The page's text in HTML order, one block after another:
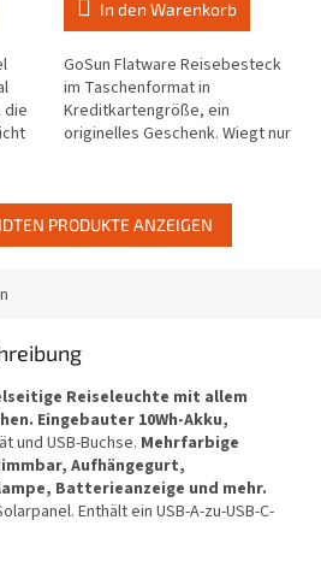
die
4,4
5
Sternen.
In den Warenkorb
GoSun Flatware Reisebesteck
im Taschenformat in
Kreditkartengröße, ein
originelles Geschenk. Wiegt nur
Für EU-Kunden...
PRODUKTE ANZEIGEN
Reiseleuchte mit allem
Eingebauter 10Wh-Akku,
und USB-Buchse. Mehrfarbige
Aufhängegurt,
Batterieanzeige und mehr.
Enthält ein USB-A-zu-USB-C-